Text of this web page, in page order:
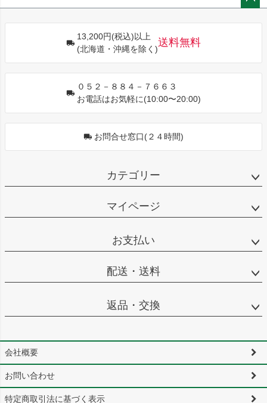
13,200円(税込)以上
(北海道・沖縄を除く)
送料無料
０５２－８８４－７６６３
お電話はお気軽に(10:00〜20:00)
お問合せ窓口(２４時間)
カテゴリー
マイページ
お支払い
配送・送料
返品・交換
会社概要
お問い合わせ
特定商取引法に基づく表示